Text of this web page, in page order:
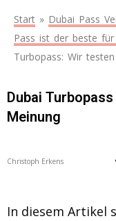
Start » Dubai Pass
Pass ist der beste für
Turbopass: Wir
Dubai
Meinung
Christoph Erkens
In diesem Artikel